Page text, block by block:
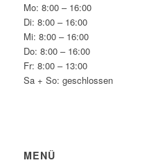
Mo: 8:00 – 16:00
Di: 8:00 – 16:00
Mi: 8:00 – 16:00
Do: 8:00 – 16:00
Fr: 8:00 – 13:00
Sa + So: geschlossen
MENÜ